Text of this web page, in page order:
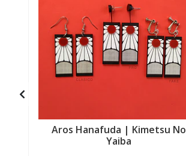
Aros Hanafuda | Kimetsu No
Yaiba